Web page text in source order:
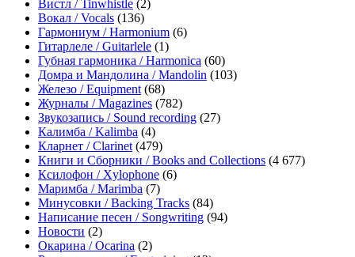
Вистл / Tinwhistle (2)
Вокал / Vocals (136)
Гармониум / Harmonium (6)
Гитарлеле / Guitarlele (1)
Губная гармоника / Harmonica (60)
Домра и Мандолина / Mandolin (103)
Железо / Equipment (68)
Журналы / Magazines (782)
Звукозапись / Sound recording (27)
Калимба / Kalimba (4)
Кларнет / Clarinet (479)
Книги и Сборники / Books and Collections (4 677)
Ксилофон / Xylophone (6)
Маримба / Marimba (7)
Минусовки / Backing Tracks (84)
Написание песен / Songwriting (94)
Новости (2)
Окарина / Ocarina (2)